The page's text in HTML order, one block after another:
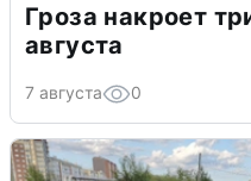
Гроза накроет
августа
7 августа 0